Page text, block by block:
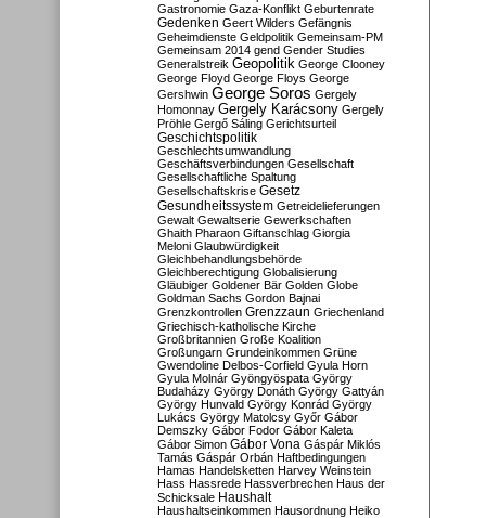
Gastronomie Gaza-Konflikt Geburtenrate
Gedenken Geert Wilders Gefängnis
Geheimdienste Geldpolitik Gemeinsam-PM
Gemeinsam 2014 gend Gender Studies
Generalstreik Geopolitik George Clooney
George Floyd George Floys George
Gershwin George Soros Gergely
Homonnay Gergely Karácsony Gergely
Pröhle Gergő Sáling Gerichtsurteil
Geschichtspolitik
Geschlechtsumwandlung
Geschäftsverbindungen Gesellschaft
Gesellschaftliche Spaltung
Gesellschaftskrise Gesetz
Gesundheitssystem Getreidelieferungen
Gewalt Gewaltserie Gewerkschaften
Ghaith Pharaon Giftanschlag Giorgia
Meloni Glaubwürdigkeit
Gleichbehandlungsbehörde
Gleichberechtigung Globalisierung
Gläubiger Goldener Bär Golden Globe
Goldman Sachs Gordon Bajnai
Grenzkontrollen Grenzzaun Griechenland
Griechisch-katholische Kirche
Großbritannien Große Koalition
Großungarn Grundeinkommen Grüne
Gwendoline Delbos-Corfield Gyula Horn
Gyula Molnár Gyöngyöspata György
Budaházy György Donáth György Gattyán
György Hunvald György Konrád György
Lukács György Matolcsy Győr Gábor
Demszky Gábor Fodor Gábor Kaleta
Gábor Simon Gábor Vona Gáspár Miklós
Tamás Gáspár Orbán Haftbedingungen
Hamas Handelsketten Harvey Weinstein
Hass Hassrede Hassverbrechen Haus der
Schicksale Haushalt
Haushaltseinkommen Hausordnung Heiko